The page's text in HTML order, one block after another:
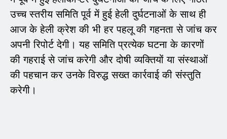
उच्च स्तरीय समिति पूर्व में हुई हेली दुर्घटनाओं के साथ ही
आज के हेली क्रेश की भी हर पहलू की गहनता से जांच कर
अपनी रिपोर्ट देगी। यह समिति प्रत्येक घटना के कारणों
की गहराई से जांच करेगी और दोषी व्यक्तियों या संस्थाओं
की पहचान कर उनके विरुद्ध सख्त कार्रवाई की संस्तुति
करेगी।